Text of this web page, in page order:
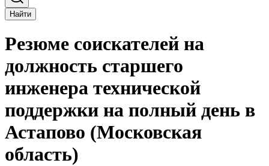
Найти
Резюме соискателей на
должность старшего
инженера технической
поддержки на полный день в
Астапово (Московская
область)